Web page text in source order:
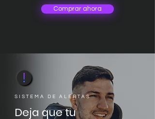
Comprar ahora
SISTEMA DE ALERTAS
Deja que tu